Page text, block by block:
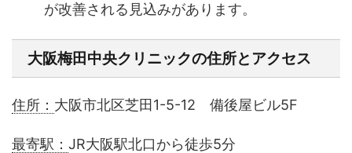
が改善される見込みがあります。
大阪梅田中央クリニックの住所とアクセス
住所： 大阪市北区芝田1-5-12 備後屋ビル5F
最寄駅： JR大阪駅北口から徒歩5分